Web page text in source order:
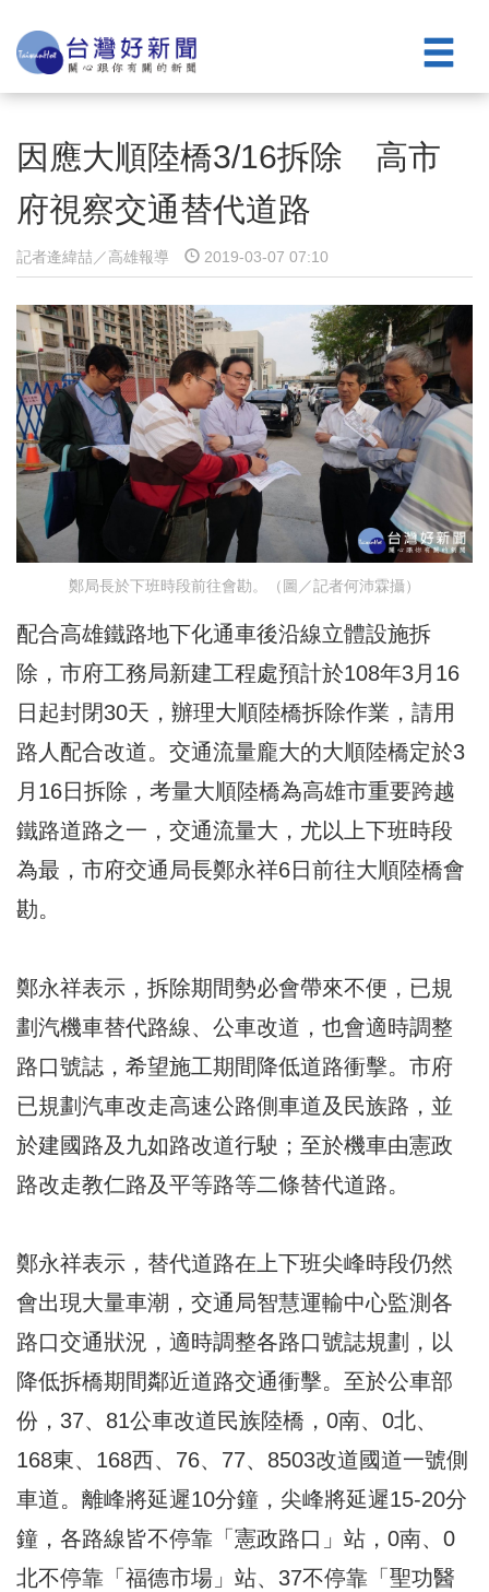
因應大順陸橋3/16拆除 高市
府視察交通替代道路
記者逄緯喆／高雄報導 2019-03-07 07:10
鄭局長於下班時段前往會勘。（圖／記者何沛霖攝）
配合高雄鐵路地下化通車後沿線立體設施拆
除，市府工務局新建工程處預計於108年3月16
日起封閉30天，辦理大順陸橋拆除作業，請用
路人配合改道。交通流量龐大的大順陸橋定於3
月16日拆除，考量大順陸橋為高雄市重要跨越
鐵路道路之一，交通流量大，尤以上下班時段
為最，市府交通局長鄭永祥6日前往大順陸橋會
勘。
鄭永祥表示，拆除期間勢必會帶來不便，已規
劃汽機車替代路線、公車改道，也會適時調整
路口號誌，希望施工期間降低道路衝擊。市府
已規劃汽車改走高速公路側車道及民族路，並
於建國路及九如路改道行駛；至於機車由憲政
路改走教仁路及平等路等二條替代道路。
鄭永祥表示，替代道路在上下班尖峰時段仍然
會出現大量車潮，交通局智慧運輸中心監測各
路口交通狀況，適時調整各路口號誌規劃，以
降低拆橋期間鄰近道路交通衝擊。至於公車部
份，37、81公車改道民族陸橋，0南、0北、
168東、168西、76、77、8503改道國道一號側
車道。離峰將延遲10分鐘，尖峰將延遲15-20分
鐘，各路線皆不停靠「憲政路口」站，0南、0
北不停靠「福德市場」站、37不停靠「聖功醫